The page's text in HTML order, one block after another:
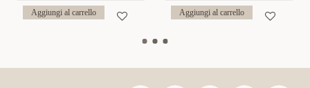
Aggiungi al carrello Aggiungi al carrello